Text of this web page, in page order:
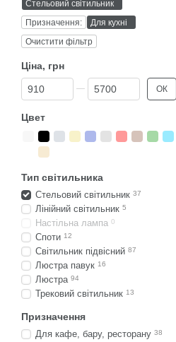
Стельовий світильник
Призначення:
Для кухні
Очистити фільтр
Ціна, грн
Від Ціна, грн
До Ціна, грн ОК
Цвет
Тип світильника
Стельовий світильник 37
Лінійний світильник 5
Настільна лампа 0
Споти 12
Світильник підвісний 87
Люстра павук 16
Люстра 94
Трековий світильник 13
Призначення
Для кафе, бару, ресторану 38